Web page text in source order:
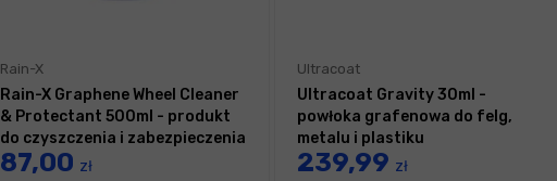
Rain-X
Rain-X Graphene Wheel Cleaner
& Protectant 500ml - produkt
do czyszczenia i zabezpieczenia
kół z grafenem
87,00 zł
Ultracoat
Ultracoat Gravity 30ml -
powłoka grafenowa do felg,
metalu i plastiku
239,99 zł